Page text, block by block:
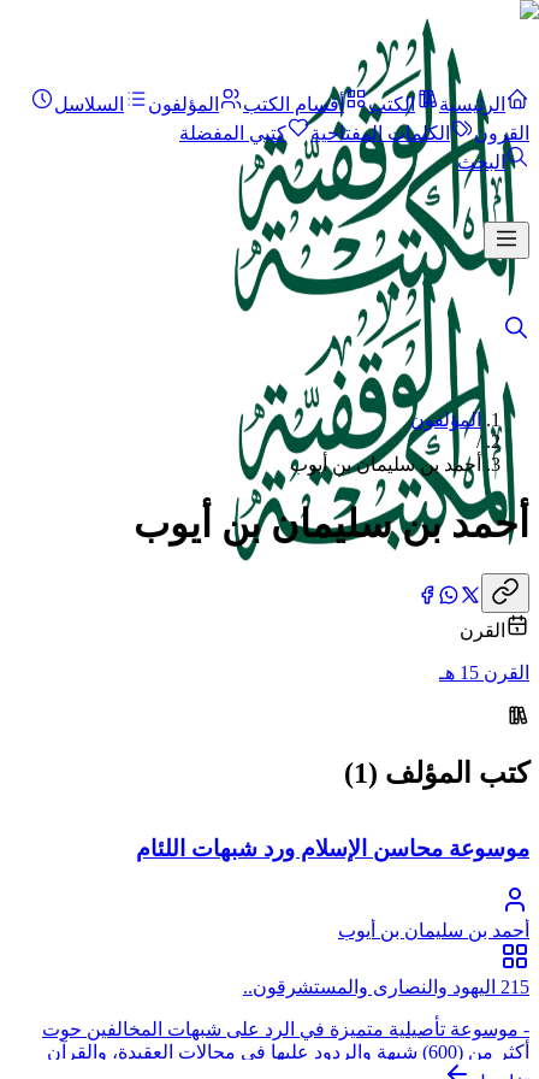
الرئيسية الكتب أقسام الكتب المؤلفون
السلاسل
القرون
الكلمات المفتاحية
كتبي المفضلة
البحث
المؤلفون
/
أحمد بن سليمان بن أيوب
أحمد بن سليمان بن أيوب
القرن
القرن 15 هـ
كتب المؤلف (1)
موسوعة محاسن الإسلام ورد شبهات اللئام
أحمد بن سليمان بن أيوب
215 اليهود والنصارى والمستشرقون..
- موسوعة تأصيلية متميزة في الرد على شبهات المخالفين حوت
أكثر من (600) شبهة والردود عليها في مجالات العقيدة، والقرآن